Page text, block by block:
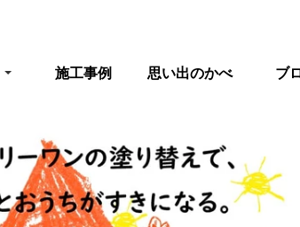
施工事例 思い出のかべ ブ